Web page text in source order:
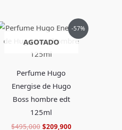
-57%
AGOTADO
Perfume Hugo
Energise de Hugo
Boss hombre edt
125ml
$495,000
El
precio
original
$495,000.
$209,900
El
precio
actual